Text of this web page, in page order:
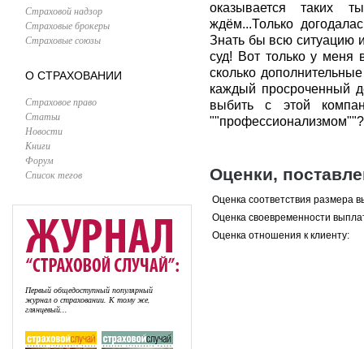
Страховой надзор
Страховые брокеры
Страховые союзы
О СТРАХОВАНИИ
Страховое право
Статьи
Новости
Книги
Форум
Список тегов
Первый общедоступный популярный
журнал о страховании. К тому же,
глянцевый...
оказывается таких
ждём...Только
Знать бы всю ситуацию
суд! Вот только у меня
сколько
каждый просроченный
выбить с этой
""профессионализмом""?
Оценки,
Оценка соответствия размера
Оценка своевременности
Оценка отношения к клиенту: